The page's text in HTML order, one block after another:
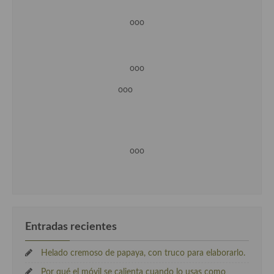
ooo
ooo
ooo
ooo
Entradas recientes
Helado cremoso de papaya, con truco para elaborarlo.
Por qué el móvil se calienta cuando lo usas como